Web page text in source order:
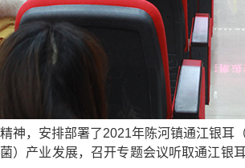
神，安排部署了2021年陈河镇通江银耳
）产业发展，召开专题会议听取通江